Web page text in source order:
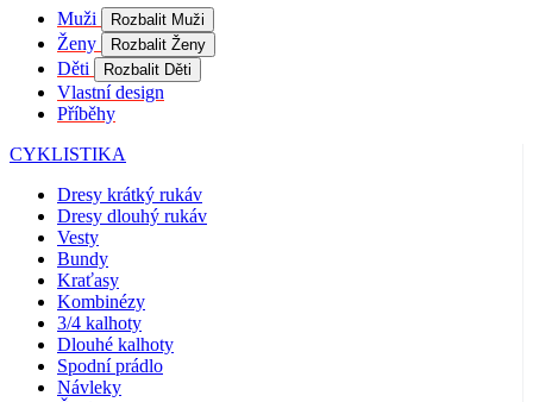
Muži Rozbalit Muži
Ženy Rozbalit Ženy
Děti Rozbalit Děti
Vlastní design
Příběhy
CYKLISTIKA
Dresy krátký rukáv
Dresy dlouhý rukáv
Vesty
Bundy
Kraťasy
Kombinézy
3/4 kalhoty
Dlouhé kalhoty
Spodní prádlo
Návleky